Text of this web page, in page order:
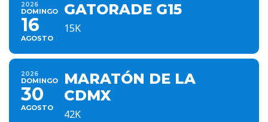
2026
DOMINGO
16
AGOSTO
GATORADE G15
15K
2026
DOMINGO
30
AGOSTO
MARATÓN DE LA
CDMX
42K